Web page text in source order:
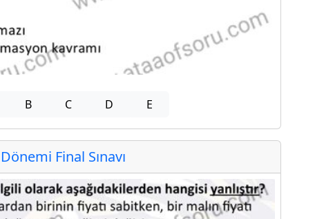
B C D E
Final Sınavı